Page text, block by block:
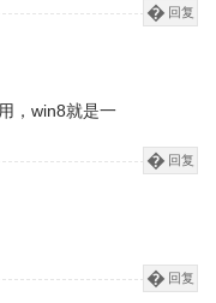
回复
，win8就是一
回复
回复